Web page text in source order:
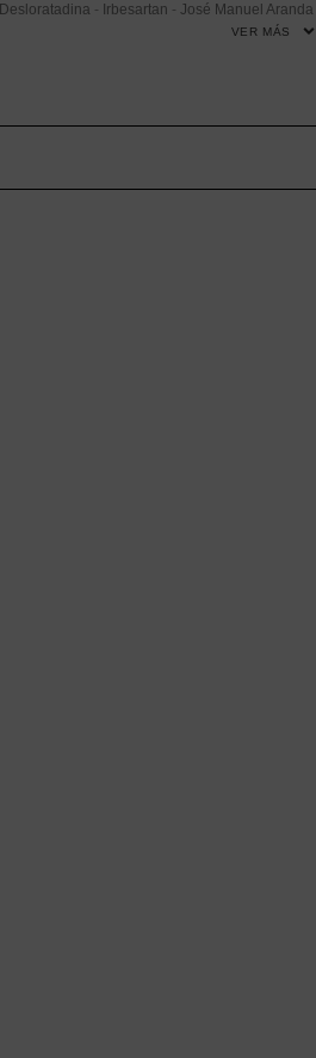
Desloratadina - Irbesartan - José Manuel Aranda
VER MÁS